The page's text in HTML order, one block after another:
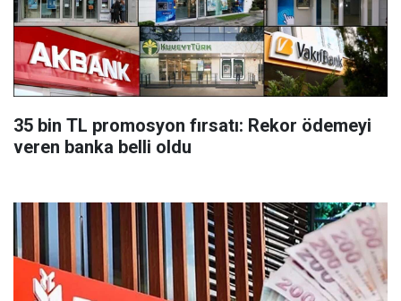
35 bin TL promosyon fırsatı: Rekor ödemeyi
veren banka belli oldu